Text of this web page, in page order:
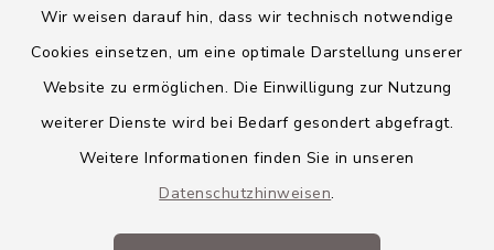
Wir weisen darauf hin, dass wir technisch notwendige
Cookies einsetzen, um eine optimale Darstellung unserer
Website zu ermöglichen. Die Einwilligung zur Nutzung
weiterer Dienste wird bei Bedarf gesondert abgefragt.
Weitere Informationen finden Sie in unseren
Datenschutzhinweisen.
Barrierefreiheit